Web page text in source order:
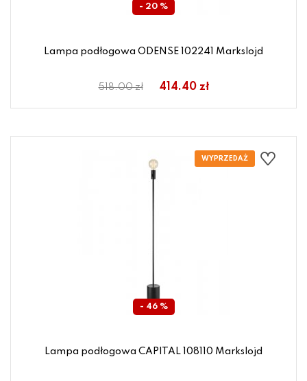
- 20 %
Lampa podłogowa ODENSE 102241 Markslojd
518.00 zł 414.40 zł
- 46 %
Lampa podłogowa CAPITAL 108110 Markslojd